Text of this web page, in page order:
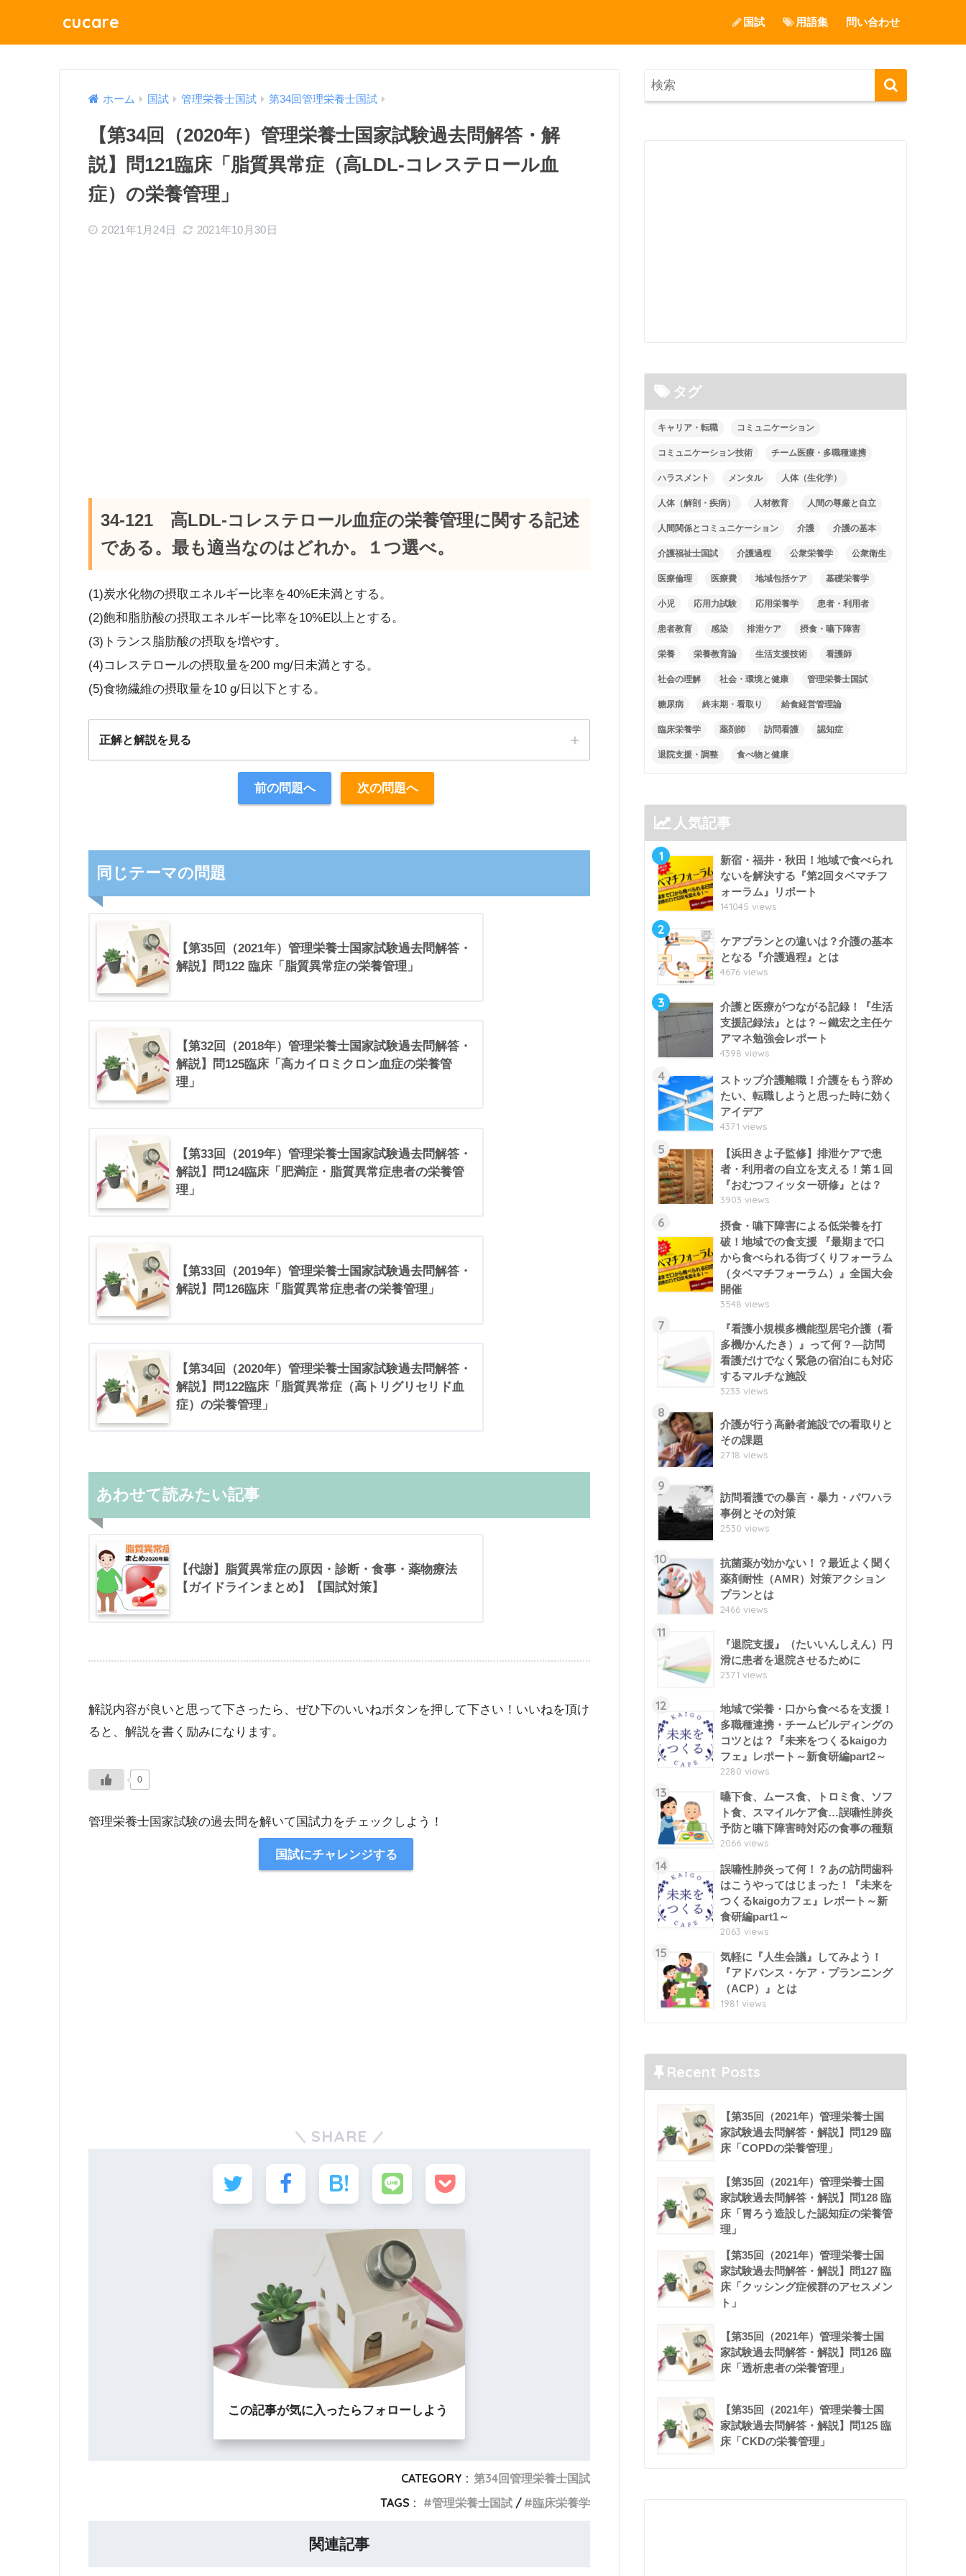
cucare 国試 用語集 問い合わせ
ホーム 国試 管理栄養士国試 第34回管理栄養士国試
【第34回（2020年）管理栄養士国家試験過去問解答・解
説】問121臨床「脂質異常症（高LDL-コレステロール血
症）の栄養管理」
2021年1月24日 2021年10月30日
34-121 高LDL-コレステロール血症の栄養管理に関する記述
である。最も適当なのはどれか。１つ選べ。
(1)炭水化物の摂取エネルギー比率を40%E未満とする。
(2)飽和脂肪酸の摂取エネルギー比率を10%E以上とする。
(3)トランス脂肪酸の摂取を増やす。
(4)コレステロールの摂取量を200 mg/日未満とする。
(5)食物繊維の摂取量を10 g/日以下とする。
正解と解説を見る
前の問題へ 次の問題へ
同じテーマの問題
【第35回（2021年）管理栄養士国家試験過去問解答・
解説】問122 臨床「脂質異常症の栄養管理」
【第32回（2018年）管理栄養士国家試験過去問解答・
解説】問125臨床「高カイロミクロン血症の栄養管
理」
【第33回（2019年）管理栄養士国家試験過去問解答・
解説】問124臨床「肥満症・脂質異常症患者の栄養管
理」
【第33回（2019年）管理栄養士国家試験過去問解答・
解説】問126臨床「脂質異常症患者の栄養管理」
【第34回（2020年）管理栄養士国家試験過去問解答・
解説】問122臨床「脂質異常症（高トリグリセリド血
症）の栄養管理」
あわせて読みたい記事
【代謝】脂質異常症の原因・診断・食事・薬物療法
【ガイドラインまとめ】【国試対策】
解説内容が良いと思って下さったら、ぜひ下のいいねボタンを押して下さい！いいねを頂け
ると、解説を書く励みになります。
0
管理栄養士国家試験の過去問を解いて国試力をチェックしよう！
国試にチャレンジする
SHARE
この記事が気に入ったらフォローしよう
CATEGORY : 第34回管理栄養士国試
TAGS :
管理栄養士国試 臨床栄養学
関連記事
タグ
キャリア・転職 コミュニケーション
コミュニケーション技術 チーム医療・多職種連携
ハラスメント メンタル 人体（生化学）
人体（解剖・疾病） 人材教育 人間の尊厳と自立
人間関係とコミュニケーション 介護 介護の基本
介護福祉士国試 介護過程 公衆栄養学 公衆衛生
医療倫理 医療費 地域包括ケア 基礎栄養学
小児 応用力試験 応用栄養学 患者・利用者
患者教育 感染 排泄ケア 摂食・嚥下障害
栄養 栄養教育論 生活支援技術 看護師
社会の理解 社会・環境と健康 管理栄養士国試
糖尿病 終末期・看取り 給食経営管理論
臨床栄養学 薬剤師 訪問看護 認知症
退院支援・調整 食べ物と健康
人気記事
1
新宿・福井・秋田！地域で食べられ
ないを解決する『第2回タベマチフ
ォーラム』リポート
141045 views
2
ケアプランとの違いは？介護の基本
となる『介護過程』とは
4676 views
3
介護と医療がつながる記録！『生活
支援記録法』とは？～鐵宏之主任ケ
アマネ勉強会レポート
4398 views
4
ストップ介護離職！介護をもう辞め
たい、転職しようと思った時に効く
アイデア
4371 views
5
【浜田きよ子監修】排泄ケアで患
者・利用者の自立を支える！第１回
『おむつフィッター研修』とは？
3903 views
6
摂食・嚥下障害による低栄養を打
破！地域での食支援 『最期まで口
から食べられる街づくりフォーラム
（タベマチフォーラム）』全国大会
開催
3548 views
7
『看護小規模多機能型居宅介護（看
多機/かんたき）』って何？―訪問
看護だけでなく緊急の宿泊にも対応
するマルチな施設
3233 views
8
介護が行う高齢者施設での看取りと
その課題
2718 views
9
訪問看護での暴言・暴力・パワハラ
事例とその対策
2530 views
10
抗菌薬が効かない！？最近よく聞く
薬剤耐性（AMR）対策アクション
プランとは
2466 views
11
『退院支援』（たいいんしえん）円
滑に患者を退院させるために
2371 views
12
地域で栄養・口から食べるを支援！
多職種連携・チームビルディングの
コツとは？『未来をつくるkaigoカ
フェ』レポート～新食研編part2～
2280 views
13
嚥下食、ムース食、トロミ食、ソフ
ト食、スマイルケア食…誤嚥性肺炎
予防と嚥下障害時対応の食事の種類
2066 views
14
誤嚥性肺炎って何！？あの訪問歯科
はこうやってはじまった！『未来を
つくるkaigoカフェ』レポート～新
食研編part1～
2063 views
15
気軽に『人生会議』してみよう！
『アドバンス・ケア・プランニング
（ACP）』とは
1981 views
Recent Posts
【第35回（2021年）管理栄養士国
家試験過去問解答・解説】問129 臨
床「COPDの栄養管理」
【第35回（2021年）管理栄養士国
家試験過去問解答・解説】問128 臨
床「胃ろう造設した認知症の栄養管
理」
【第35回（2021年）管理栄養士国
家試験過去問解答・解説】問127 臨
床「クッシング症候群のアセスメン
ト」
【第35回（2021年）管理栄養士国
家試験過去問解答・解説】問126 臨
床「透析患者の栄養管理」
【第35回（2021年）管理栄養士国
家試験過去問解答・解説】問125 臨
床「CKDの栄養管理」